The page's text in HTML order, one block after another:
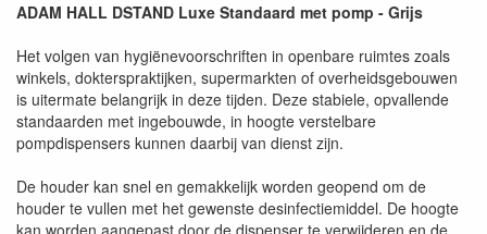
ADAM HALL DSTAND Luxe Standaard met pomp - Grijs
Het volgen van hygiënevoorschriften in openbare ruimtes zoals
winkels, dokterspraktijken, supermarkten of overheidsgebouwen
is uitermate belangrijk in deze tijden. Deze stabiele, opvallende
standaarden met ingebouwde, in hoogte verstelbare
pompdispensers kunnen daarbij van dienst zijn.
De houder kan snel en gemakkelijk worden geopend om de
houder te vullen met het gewenste desinfectiemiddel. De hoogte
kan worden aangepast door de dispenser te verwijderen en de